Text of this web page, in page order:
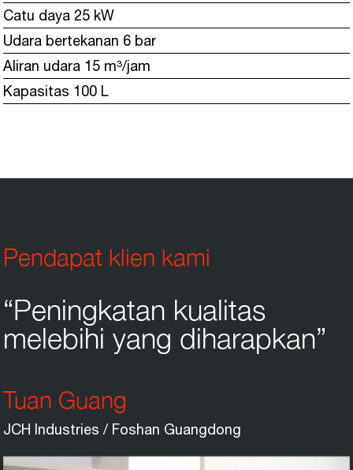
Catu daya 25 kW
Udara bertekanan 6 bar
Aliran udara 15 m³/jam
Kapasitas 100 L
Pendapat klien kami
“Peningkatan kualitas
melebihi yang diharapkan”
Tuan Guang
JCH Industries / Foshan Guangdong